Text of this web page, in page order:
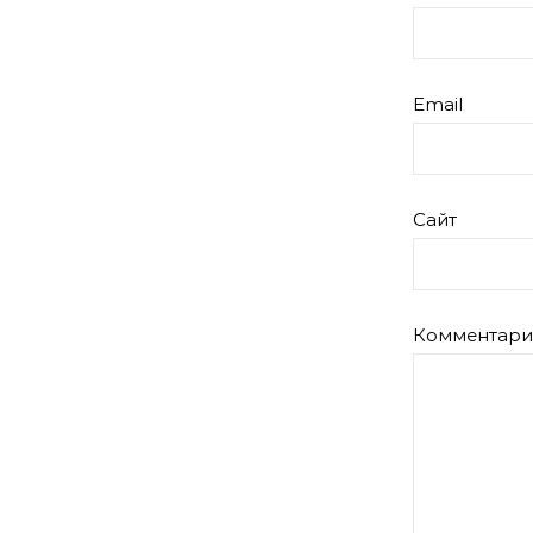
Email
Сайт